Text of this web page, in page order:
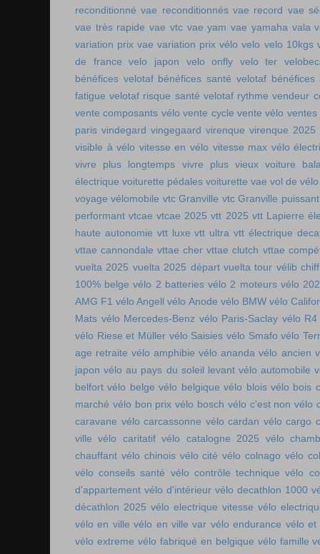
reconditionné vae reconditionnés vae record vae
vae très rapide vae vtc vae yam vae yamaha vala
variation prix vae variation prix vélo velo velo 10kgs
de france
velo japon velo onfly velo ter
bénéfices velotaf bénéfices santé velotaf
fatigue velotaf risque santé velotaf rythme vendeur
vente composants vélo vente cycle vente vélo ventes
paris vindegard vingegaard virenque virenque 2025
visible à vélo vitesse en vélo vitesse max vélo
vivre plus longtemps
vivre plus vieux voiture
électrique voiturette pédales voiturette vae vol de
voyage vélomobile vtc Granville vtc Granville puissant
performant vtcae vtcae 2025 vtt 2025 vtt Lapierre
haute autonomie vtt luxe vtt ultra vtt électrique
vttae cannondale vttae cher vttae clutch vttae
vuelta 2025 vuelta 2025 départ vuelta tour vélib
100% belge vélo 2 batteries vélo 2 moteurs vélo
AMG F1 vélo Angell vélo Anode vélo BMW vélo
Mats vélo Mercedes-Benz vélo Paris-Saclay vélo R4
vélo Riese et Müller vélo Saisies vélo Smafo vélo
age retraite vélo amphibie vélo ananda vélo ancien
japon vélo au pays du soleil levant vélo automobile
belfort vélo belge vélo belgique vélo blois vélo bois
marché vélo bon prix vélo bosch vélo c'est non vélo
caravane vélo carcassonne vélo cardan vélo cargo
ville vélo caritatif vélo catalogne 2025
vélo
chauffant vélo chinois vélo cité vélo colnago vélo
vélo conseils santé vélo contrôle technique vélo
d'appartement vélo d'intérieur vélo decathlon 1000
décathlon 2025 vélo electrique vitesse vélo
vélo en ville vélo en ville var vélo endurance vélo et
vélo extreme vélo fabriqué en belgique vélo famille